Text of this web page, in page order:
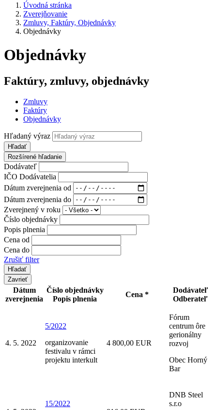
Úvodná stránka
Zverejňovanie
Zmluvy, Faktúry, Objednávky
Objednávky
Objednávky
Faktúry, zmluvy, objednávky
Zmluvy
Faktúry
Objednávky
Hľadaný výraz
Hľadať
Rozšírené hľadanie
Dodávateľ
IČO Dodávatelia
Dátum zverejnenia od
Dátum zverejnenia do
Zverejnený v roku
Číslo objednávky
Popis plnenia
Cena od
Cena do
Zrušiť filter
Zavrieť
Dátum
zverejnenia
Číslo objednávky
Popis plnenia
Cena *
Dodávateľ
Odberateľ
4. 5. 2022
5/2022
organizovanie
festivalu v rámci
projektu interkult
4 800,00 EUR
Fórum
centrum ôre
gerionálny
rozvoj
Obec Horný
Bar
15/2022
DNB Steel
s.r.o